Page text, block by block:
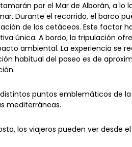
por el Mar de Alborán, a lo
Durante el recorrido, el barco
de los cetáceos. Este factor
única. A bordo, la tripulación
ambiental. La experiencia se
habitual del paseo es de
puntos emblemáticos de
mediterráneas.
los viajeros pueden ver desde